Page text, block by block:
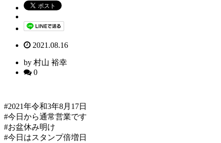
2021.08.16
by 村山 裕幸
0
#2021年令和3年8月17日
#今日から通常営業です
#お盆休み明け
#今日はスタンプ倍増日